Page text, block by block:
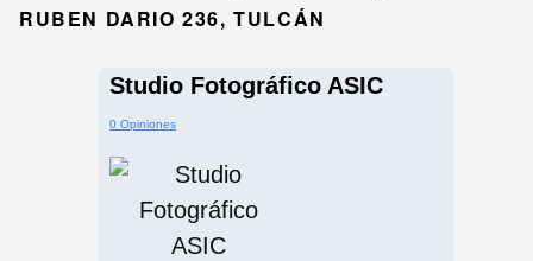
RUBEN DARIO 236, TULCÁN
Studio Fotográfico ASIC
0 Opiniones